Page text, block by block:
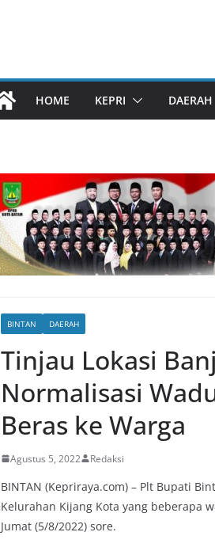
HOME KEPRI DAERAH
BINTAN DAERAH
Tinjau Lokasi
Normalisasi
Beras ke Warga
Agustus 5, 2022 Redaksi
BINTAN (Kepriraya.com) – Plt Bupati
Kelurahan Kijang Kota yang beberapa
Jumat (5/8/2022) sore.